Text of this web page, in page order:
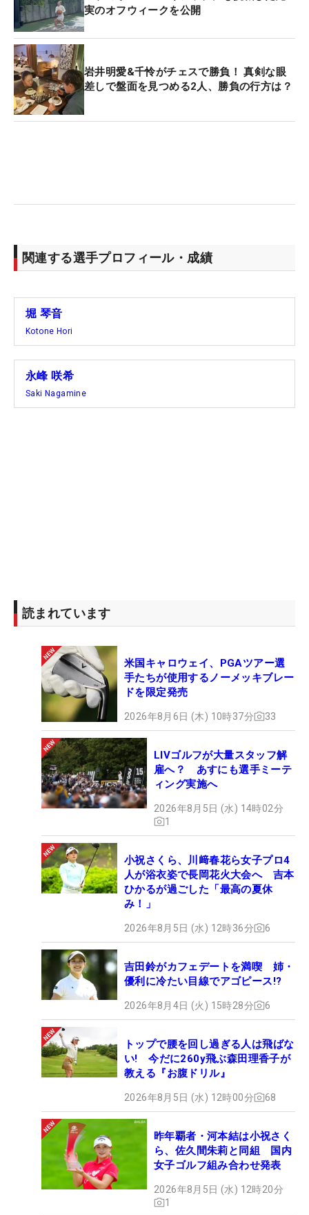
実のオフウィークを公開
岩井明愛&千怜がチェスで勝負！ 真剣な眼
差しで盤面を見つめる2人、勝負の行方は？
関連する選手プロフィール・成績
堀 琴音
Kotone Hori
永峰 咲希
Saki Nagamine
読まれています
米国キャロウェイ、PGAツアー選
手たちが使用するノーメッキブレー
ドを限定発売
2026年8月6日 (木) 10時37分 33
LIVゴルフが大量スタッフ解
雇へ？ あすにも選手ミーテ
ィング実施へ
2026年8月5日 (水) 14時02分
1
小祝さくら、川﨑春花ら女子プロ4
人が浴衣姿で長岡花火大会へ 吉本
ひかるが過ごした「最高の夏休
み！」
2026年8月5日 (水) 12時36分 6
吉田鈴がカフェデートを満喫 姉・
優利に冷たい目線でアゴピース!?
2026年8月4日 (火) 15時28分 6
トップで腰を回し過ぎる人は飛ばな
い! 今だに260y飛ぶ森田理香子が
教える『お腹ドリル』
2026年8月5日 (水) 12時00分 68
昨年覇者・河本結は小祝さく
ら、佐久間朱莉と同組 国内
女子ゴルフ組み合わせ発表
2026年8月5日 (水) 12時20分
1